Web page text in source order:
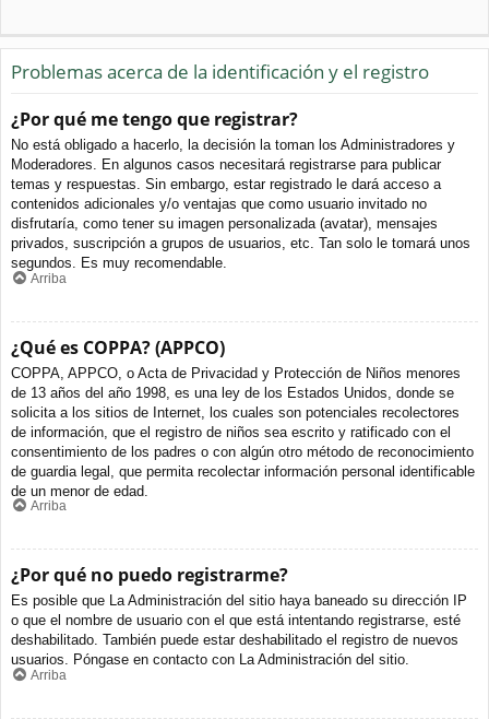
Problemas acerca de la identificación y el registro
¿Por qué me tengo que registrar?
No está obligado a hacerlo, la decisión la toman los Administradores y
Moderadores. En algunos casos necesitará registrarse para publicar
temas y respuestas. Sin embargo, estar registrado le dará acceso a
contenidos adicionales y/o ventajas que como usuario invitado no
disfrutaría, como tener su imagen personalizada (avatar), mensajes
privados, suscripción a grupos de usuarios, etc. Tan solo le tomará unos
segundos. Es muy recomendable.
Arriba
¿Qué es COPPA? (APPCO)
COPPA, APPCO, o Acta de Privacidad y Protección de Niños menores
de 13 años del año 1998, es una ley de los Estados Unidos, donde se
solicita a los sitios de Internet, los cuales son potenciales recolectores
de información, que el registro de niños sea escrito y ratificado con el
consentimiento de los padres o con algún otro método de reconocimiento
de guardia legal, que permita recolectar información personal identificable
de un menor de edad.
Arriba
¿Por qué no puedo registrarme?
Es posible que La Administración del sitio haya baneado su dirección IP
o que el nombre de usuario con el que está intentando registrarse, esté
deshabilitado. También puede estar deshabilitado el registro de nuevos
usuarios. Póngase en contacto con La Administración del sitio.
Arriba